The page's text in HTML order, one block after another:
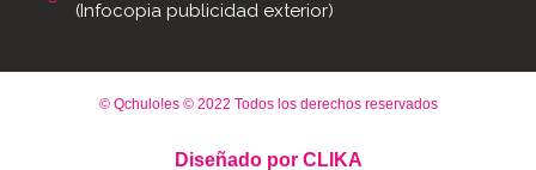
(Infocopia publicidad exterior)
© Qchulo!es © 2022 Todos los derechos reservados
Diseñado por CLIKA